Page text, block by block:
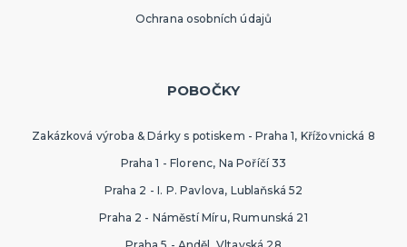
Ochrana osobních údajů
POBOČKY
Zakázková výroba & Dárky s potiskem - Praha 1, Křížovnická 8
Praha 1 - Florenc, Na Poříčí 33
Praha 2 - I. P. Pavlova, Lublaňská 52
Praha 2 - Náměstí Míru, Rumunská 21